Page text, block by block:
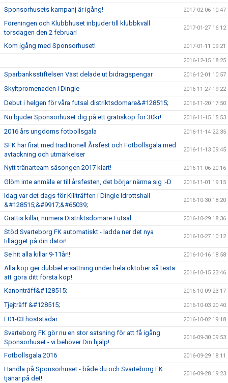
Sponsorhusets kampanj är igång! 2017-02-06 10:47
Föreningen och Klubbhuset inbjuder till klubbkväll
torsdagen den 2 februari
2017-01-27 16:12
Kom igång med Sponsorhuset! 2017-01-11 09:21
2016-12-15 18:25
Sparbanksstiftelsen Väst delade ut bidragspengar 2016-12-01 10:57
Skyltpromenaden i Dingle 2016-11-27 19:22
Debut i helgen för våra futsal distriktsdomare&#128515; 2016-11-20 17:50
Nu bjuder Sponsorhuset dig på ett gratisköp för 30kr! 2016-11-15 15:53
2016 års ungdoms fotbollsgala 2016-11-14 22:35
SFK har firat med traditionell Årsfest och Fotbollsgala med
avtackning och utmärkelser
2016-11-13 09:45
Nytt tränarteam säsongen 2017 klart! 2016-11-06 20:16
Glöm inte anmäla er till årsfesten, det börjar närma sig :-D 2016-11-01 19:15
Idag var det dags för Killträffen i Dingle Idrottshall
&#128515;&#9917;&#65039;
2016-10-30 18:20
Grattis killar, numera Distriktsdomare Futsal 2016-10-29 18:36
Stöd Svarteborg FK automatiskt - ladda ner det nya
tillägget på din dator!
2016-10-27 10:12
Se hit alla killar 9-11år!! 2016-10-16 18:58
Alla köp ger dubbel ersättning under hela oktober så testa
att göra ditt första köp!
2016-10-15 23:46
Kanonträff&#128515; 2016-10-09 23:17
Tjejträff &#128515; 2016-10-03 20:40
F01-03 höststädar 2016-10-02 19:18
Svarteborg FK gör nu en stor satsning för att få igång
Sponsorhuset - vi behöver Din hjälp!
2016-09-30 09:53
Fotbollsgala 2016 2016-09-29 18:11
Handla på Sponsorhuset - både du och Svarteborg FK
tjänar på det!
2016-09-28 19:23